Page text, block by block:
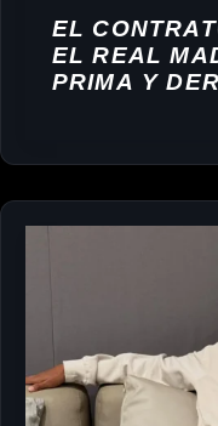
EL
EL REAL
PRIMA Y